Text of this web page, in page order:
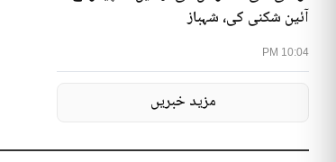
10:04 PM
آئین شکنی کی، شہباز
مزید خبریں